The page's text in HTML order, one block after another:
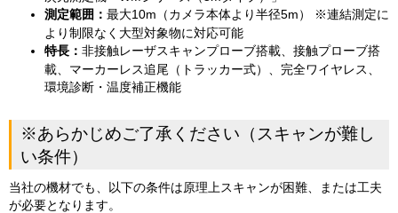
測定範囲： 最大10m（カメラ本体より半径5m） ※連結測定に
より制限なく大型対象物に対応可能
特長： 非接触レーザスキャンプローブ搭載、接触プローブ搭
載、マーカーレス追尾（トラッカー式）、完全ワイヤレス、
環境診断・温度補正機能
※あらかじめご了承ください（スキャンが難し
い条件）
当社の機材でも、以下の条件は原理上スキャンが困難、または工夫
が必要となります。